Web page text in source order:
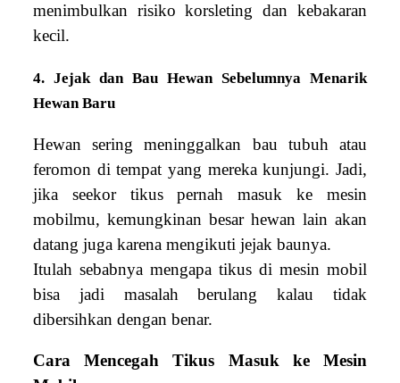
menimbulkan risiko korsleting dan kebakaran
kecil.
4. Jejak dan Bau Hewan Sebelumnya Menarik
Hewan Baru
Hewan sering meninggalkan bau tubuh atau
feromon di tempat yang mereka kunjungi. Jadi,
jika seekor tikus pernah masuk ke mesin
mobilmu, kemungkinan besar hewan lain akan
datang juga karena mengikuti jejak baunya.
Itulah sebabnya mengapa tikus di mesin mobil
bisa jadi masalah berulang kalau tidak
dibersihkan dengan benar.
Cara Mencegah Tikus Masuk ke Mesin